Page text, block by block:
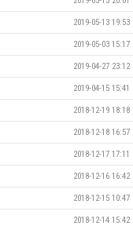
2019-05-13 19:53
2019-05-03 15:17
2019-04-27 23:12
2019-04-15 15:41
2018-12-19 18:18
2018-12-18 16:57
2018-12-17 17:11
2018-12-16 16:42
2018-12-15 10:47
2018-12-14 15:42